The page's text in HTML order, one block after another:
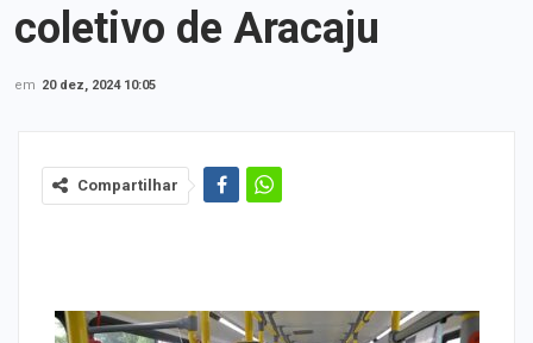
coletivo de Aracaju
em 20 dez, 2024 10:05
Compartilhar